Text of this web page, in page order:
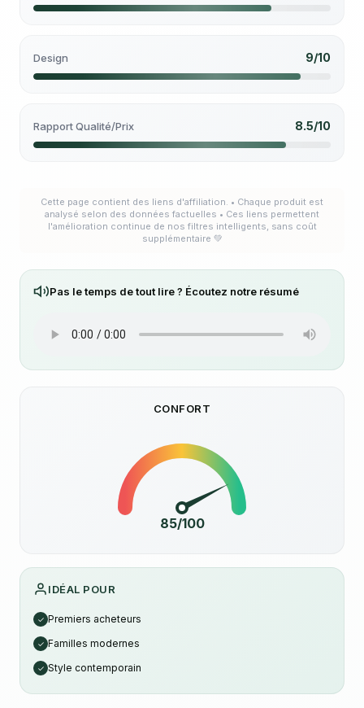
Design 9/10
Rapport Qualité/Prix 8.5/10
Cette page contient des liens d'affiliation. • Chaque produit est
analysé selon des données factuelles • Ces liens permettent
l'amélioration continue de nos filtres intelligents, sans coût
supplémentaire 💚
Pas le temps de tout lire ? Écoutez notre résumé
CONFORT
85/100
IDÉAL POUR
✓ Premiers acheteurs
✓ Familles modernes
✓ Style contemporain